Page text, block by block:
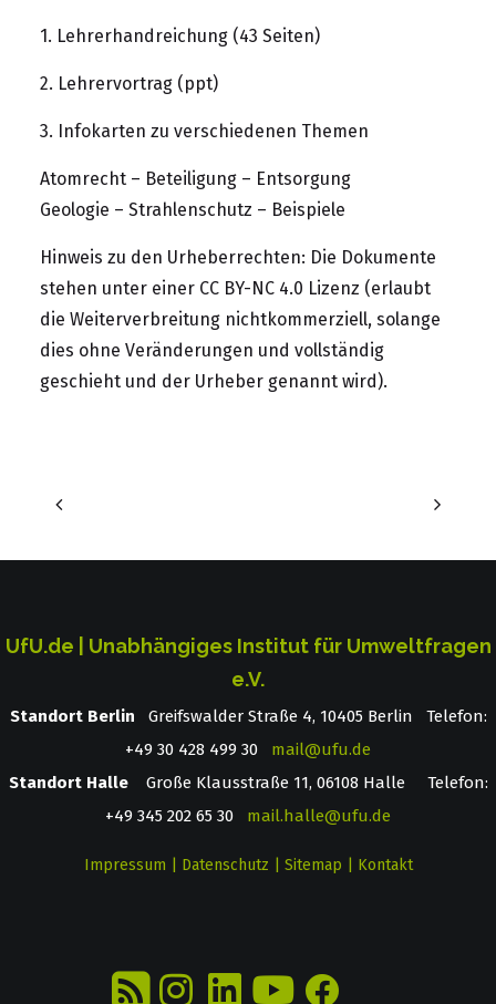
1. Lehrerhandreichung (43 Seiten)
2. Lehrervortrag (ppt)
3. Infokarten zu verschiedenen Themen
Atomrecht – Beteiligung – Entsorgung
Geologie – Strahlenschutz – Beispiele
Hinweis zu den Urheberrechten: Die Dokumente
stehen unter einer CC BY-NC 4.0 Lizenz (erlaubt
die Weiterverbreitung nichtkommerziell, solange
dies ohne Veränderungen und vollständig
geschieht und der Urheber genannt wird).
UfU.de | Unabhängiges Institut für Umweltfragen
e.V.
Standort Berlin ­ Greifswalder Straße 4, 10405 Berlin Telefon:
+49 30 428 499 30 mail@ufu.de
Standort HalleGroße Klausstraße 11, 06108 Halle Telefon:
+49 345 202 65 30 mail.halle@ufu.de
Impressum Datenschutz Sitemap Kontakt